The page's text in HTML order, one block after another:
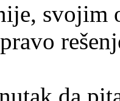
svojim